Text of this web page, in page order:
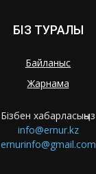
БІЗ ТУРАЛЫ
Байланыс
Жарнама
Бізбен хабарласыңыз
info@ernur.kz
ernurinfo@gmail.com